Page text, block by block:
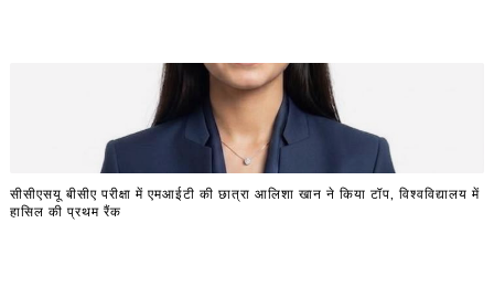
सीसीएसयू बीसीए परीक्षा में एमआईटी की छात्रा आलिशा खान ने किया टॉप, विश्वविद्यालय में
हासिल की प्रथम रैंक